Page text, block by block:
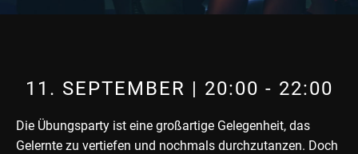
11. SEPTEMBER | 20:00 - 22:00
Die Übungsparty ist eine großartige Gelegenheit, das
Gelernte zu vertiefen und nochmals durchzutanzen. Doch